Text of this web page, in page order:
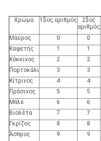
Χρώμα 1$ος αριθμός
2$ος
αριθμός
Μαύρος 0 0
Καφετής 1 1
Κόκκινος
2 2
Πορτοκάλι
3 3
Κίτρινος 4 4
Πράσινος 5 5
Μπλε
6 6
Βιολέτα
7 7
Γκρίζος
8 8
Άσπρος
9 9